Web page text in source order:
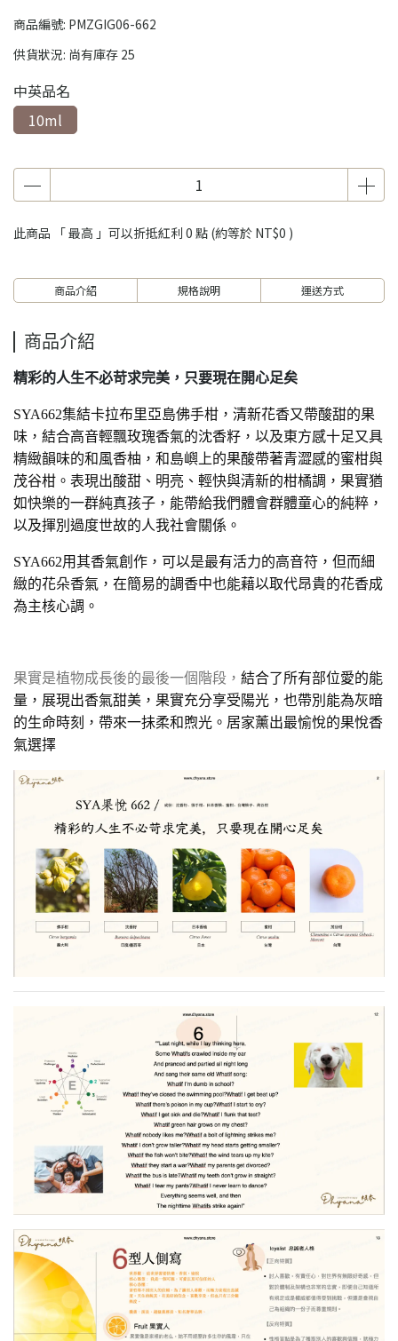
商品編號: PMZGIG06-662
供貨狀況: 尚有庫存 25
中英品名
10ml
此商品 「 最高 」可以折抵紅利 0 點 (約等於 NT$0 )
商品介紹 規格說明 運送方式
商品介紹
精彩的人生不必苛求完美，只要現在開心足矣
SYA662集結卡拉布里亞島佛手柑，清新花香又帶酸甜的果
味，結合高音輕飄玫瑰香氣的沈香籽，以及東方感十足又具
精緻韻味的和風香柚，和島嶼上的果酸帶著青澀感的蜜柑與
茂谷柑。表現出酸甜、明亮、輕快與清新的柑橘調，果實猶
如快樂的一群純真孩子，能帶給我們體會群體童心的純粹，
以及揮別過度世故的人我社會關係。
SYA662用其香氣創作，可以是最有活力的高音符，但而細
緻的花朵香氣，在簡易的調香中也能藉以取代昂貴的花香成
為主核心調。
果實是植物成長後的最後一個階段， 結合了所有部位愛的能
量，展現出香氣甜美，果實充分享受陽光，也帶別能為灰暗
的生命時刻，帶來一抺柔和煦光。居家薰出最愉悅的果悅香
氣選擇